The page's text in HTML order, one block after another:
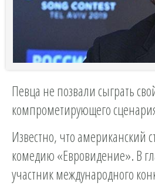
Певца не позвали сыграть
компрометирующего
Известно, что американский
комедию «Евровидение». В
участник международного